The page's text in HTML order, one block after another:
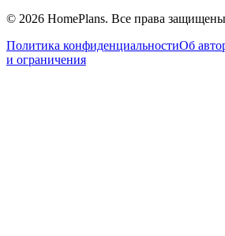
© 2026 HomePlans. Все права
Политика конфиденциальностиОб
и ограничения